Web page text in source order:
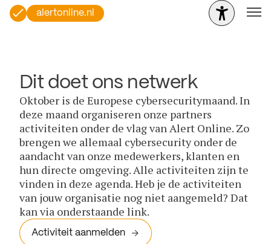
alertonline.nl
Dit doet ons netwerk
Oktober is de Europese cybersecuritymaand. In
deze maand organiseren onze partners
activiteiten onder de vlag van Alert Online. Zo
brengen we allemaal cybersecurity onder de
aandacht van onze medewerkers, klanten en
hun directe omgeving. Alle activiteiten zijn te
vinden in deze agenda. Heb je de activiteiten
van jouw organisatie nog niet aangemeld? Dat
kan via onderstaande link.
Activiteit aanmelden